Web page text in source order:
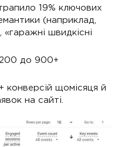
19% ключових
(наприклад,
«гаражні швидкісні
до 900+
конверсій щомісяця й
на сайті.